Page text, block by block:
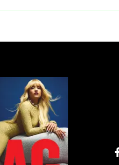
policzki, modny
Guma do żucia? Oreo?
tym obłędnie.